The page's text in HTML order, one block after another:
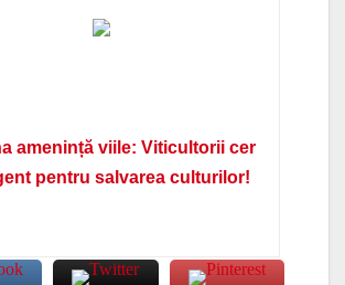
amenință viile: Viticultorii cer
pentru salvarea culturilor!